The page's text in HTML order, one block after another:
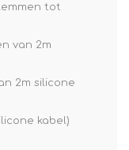
tot
van 2m
2m silicone
kabel)